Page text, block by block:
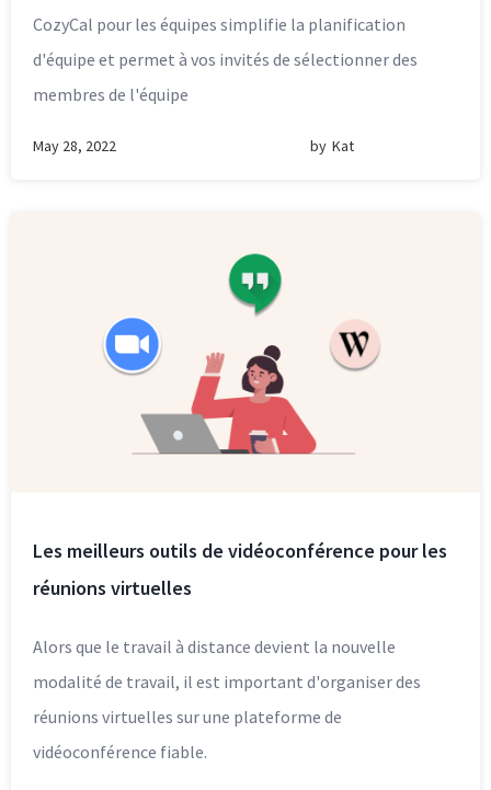
CozyCal pour les équipes simplifie la planification
d'équipe et permet à vos invités de sélectionner des
membres de l'équipe
May 28, 2022 by Kat
Les meilleurs outils de vidéoconférence pour les
réunions virtuelles
Alors que le travail à distance devient la nouvelle
modalité de travail, il est important d'organiser des
réunions virtuelles sur une plateforme de
vidéoconférence fiable.